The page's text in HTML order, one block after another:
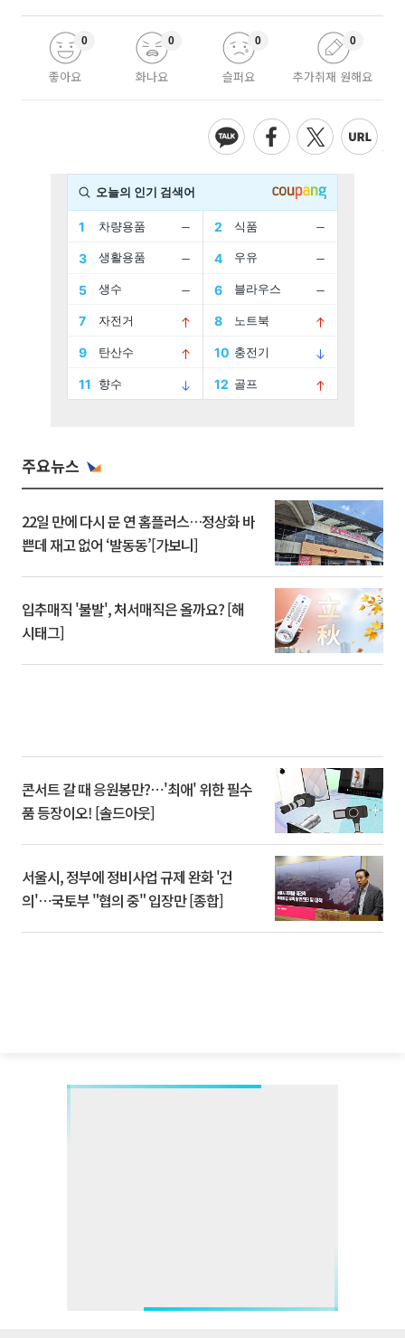
좋아요
0
화나요
0
슬퍼요
0
추가취재 원해요
0
주요뉴스
22일 만에 다시 문 연 홈플러스…정상화 바
쁜데 재고 없어 ‘발동동’[가보니]
입추매직 '불발', 처서매직은 올까요? [해
시태그]
콘서트 갈 때 응원봉만?⋯'최애' 위한 필수
품 등장이오! [솔드아웃]
서울시, 정부에 정비사업 규제 완화 '건
의'⋯국토부 "협의 중" 입장만 [종합]